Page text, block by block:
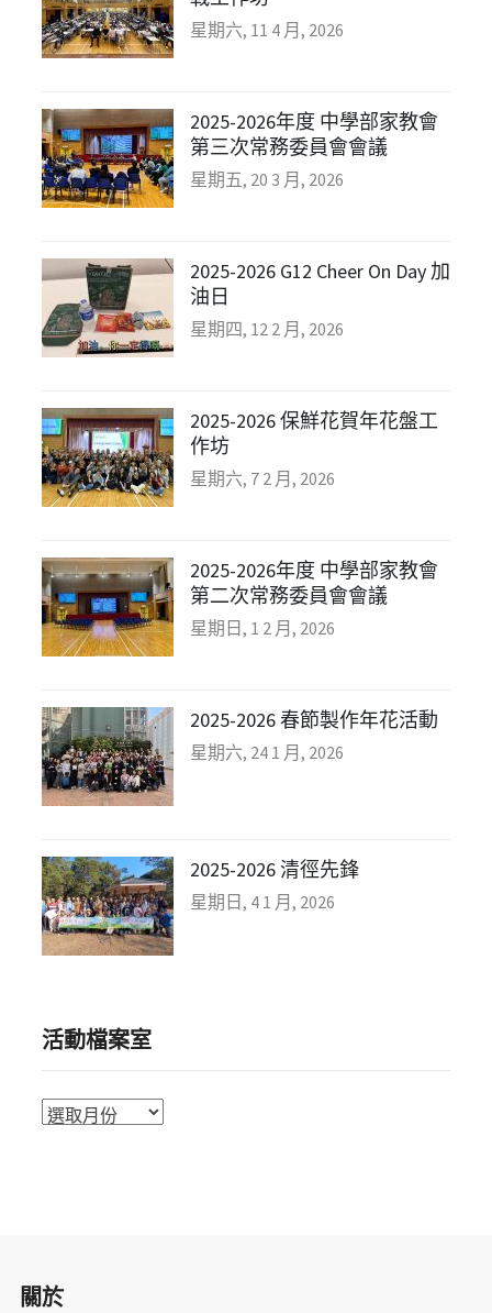
星期六, 11 4 月, 2026
2025-2026年度 中學部家教會
第三次常務委員會會議
星期五, 20 3 月, 2026
2025-2026 G12 Cheer On Day 加
油日
星期四, 12 2 月, 2026
2025-2026 保鮮花賀年花盤工
作坊
星期六, 7 2 月, 2026
2025-2026年度 中學部家教會
第二次常務委員會會議
星期日, 1 2 月, 2026
2025-2026 春節製作年花活動
星期六, 24 1 月, 2026
2025-2026 清徑先鋒
星期日, 4 1 月, 2026
活動檔案室
活
關於